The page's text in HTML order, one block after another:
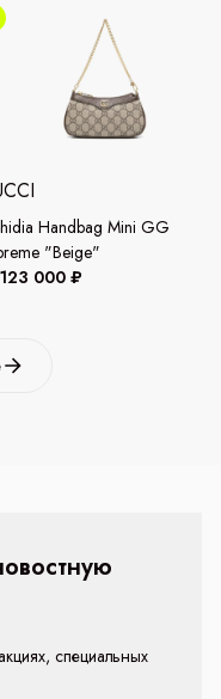
Handbag Mini GG
"Beige"
000 ₽
специальных